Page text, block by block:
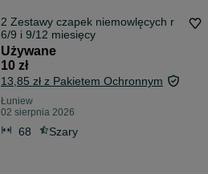
2 Zestawy czapek niemowlęcych r
6/9 i 9/12 miesięcy
Używane
10 zł
13,85 zł z Pakietem Ochronnym
Łuniew
02 sierpnia 2026
68 Szary